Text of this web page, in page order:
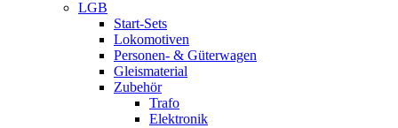
LGB
Start-Sets
Lokomotiven
Personen- & Güterwagen
Gleismaterial
Zubehör
Trafo
Elektronik